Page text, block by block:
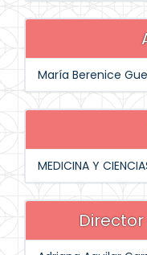
María Berenice
MEDICINA Y